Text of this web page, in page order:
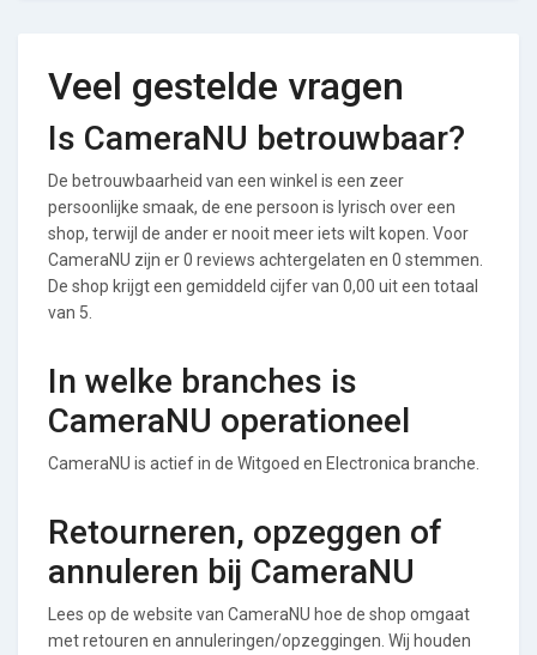
Veel gestelde vragen
Is CameraNU betrouwbaar?
De betrouwbaarheid van een winkel is een zeer
persoonlijke smaak, de ene persoon is lyrisch over een
shop, terwijl de ander er nooit meer iets wilt kopen. Voor
CameraNU zijn er 0 reviews achtergelaten en 0 stemmen.
De shop krijgt een gemiddeld cijfer van 0,00 uit een totaal
van 5.
In welke branches is
CameraNU operationeel
CameraNU is actief in de Witgoed en Electronica branche.
Retourneren, opzeggen of
annuleren bij CameraNU
Lees op de website van CameraNU hoe de shop omgaat
met retouren en annuleringen/opzeggingen. Wij houden